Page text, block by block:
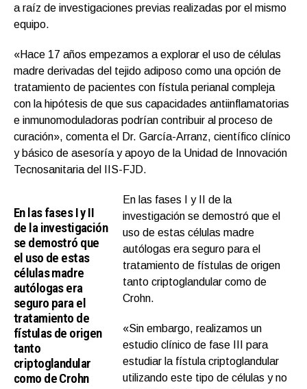
a raíz de investigaciones previas realizadas por el mismo
equipo.
«Hace 17 años empezamos a explorar el uso de células
madre derivadas del tejido adiposo como una opción de
tratamiento de pacientes con fístula perianal compleja
con la hipótesis de que sus capacidades antiinflamatorias
e inmunomoduladoras podrían contribuir al proceso de
curación», comenta el Dr. García-Arranz, científico clínico
y básico de asesoría y apoyo de la Unidad de Innovación
Tecnosanitaria del IIS-FJD.
En las fases I y II
de la investigación
se demostró que
el uso de estas
células madre
autólogas era
seguro para el
tratamiento de
fístulas de origen
tanto
criptoglandular
como de Crohn
En las fases I y II de la
investigación se demostró que el
uso de estas células madre
autólogas era seguro para el
tratamiento de fístulas de origen
tanto criptoglandular como de
Crohn.
«Sin embargo, realizamos un
estudio clínico de fase III para
estudiar la fístula criptoglandular
utilizando este tipo de células y no